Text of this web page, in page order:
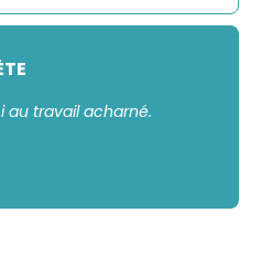
au travail acharné.